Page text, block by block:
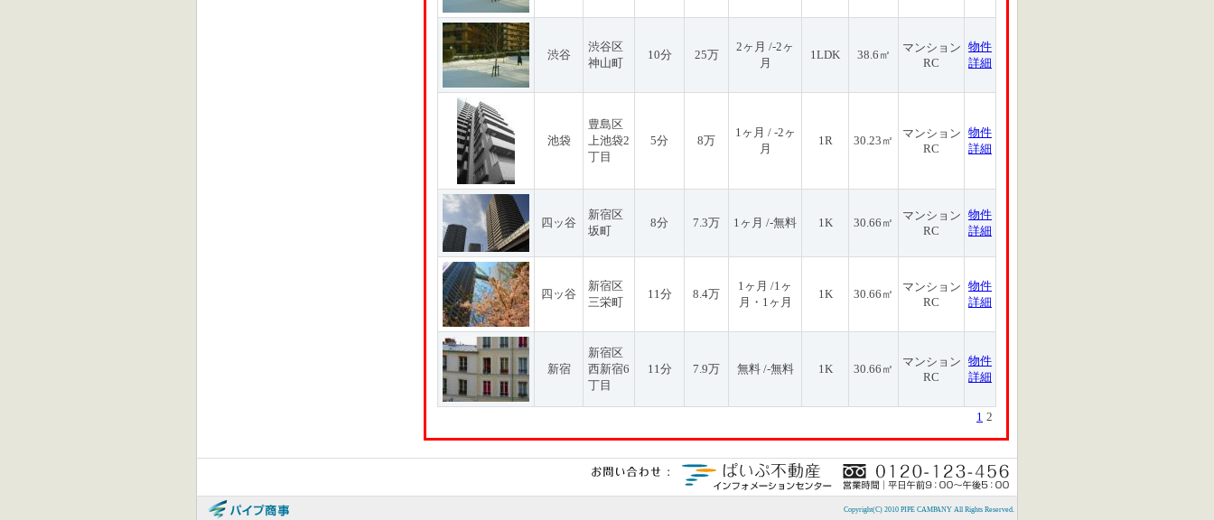
渋谷
渋谷区
神山町
10分 25万
2ヶ月 /-2ヶ
月
1LDK 38.6㎡
マンション
RC
物件
詳細
池袋
豊島区
上池袋2
丁目
5分 8万
1ヶ月 / -2ヶ
月
1R 30.23㎡
マンション
RC
物件
詳細
四ッ谷
新宿区
坂町
8分 7.3万 1ヶ月 /-無料 1K 30.66㎡
マンション
RC
物件
詳細
四ッ谷
新宿区
三栄町
11分 8.4万
1ヶ月 /1ヶ
月・1ヶ月
1K 30.66㎡
マンション
RC
物件
詳細
新宿
新宿区
西新宿6
丁目
11分 7.9万 無料 /-無料 1K 30.66㎡
マンション
RC
物件
詳細
1 2
Copyright(C) 2010 PIPE CAMPANY All Rights Reserved.